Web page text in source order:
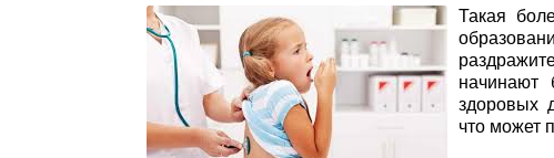
Такая
начинают
здоровых
что может